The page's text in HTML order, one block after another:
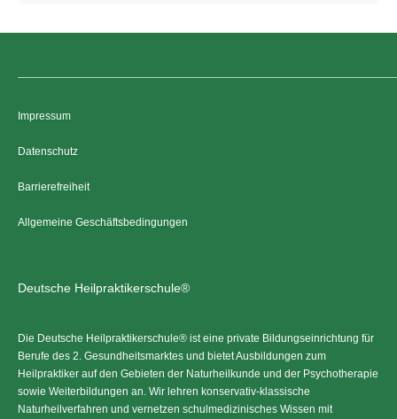
Impressum
Datenschutz
Barrierefreiheit
Allgemeine Geschäftsbedingungen
Deutsche Heilpraktikerschule®
Die Deutsche Heilpraktikerschule® ist eine private Bildungseinrichtung für
Berufe des 2. Gesundheitsmarktes und bietet Ausbildungen zum
Heilpraktiker auf den Gebieten der Naturheilkunde und der Psychotherapie
sowie Weiterbildungen an. Wir lehren konservativ-klassische
Naturheilverfahren und vernetzen schulmedizinisches Wissen mit